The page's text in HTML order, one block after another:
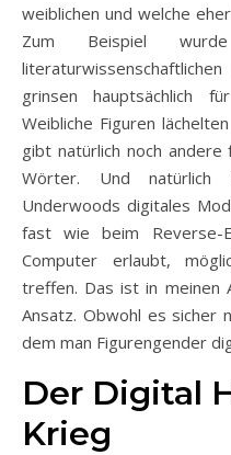
weiblichen und welche
Zum Beispiel
grinsen hauptsächlich
Weibliche Figuren
gibt natürlich noch
Wörter. Und natürlich
Underwoods digitales
fast wie beim Reverse-
Computer erlaubt,
treffen. Das ist in meinen
Ansatz. Obwohl es sicher
dem man Figurengender
Der Digital
Krieg